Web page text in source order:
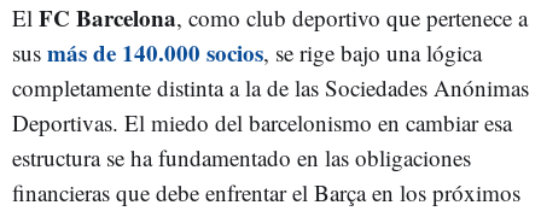
El FC Barcelona, como club deportivo que pertenece a
sus más de 140.000 socios, se rige bajo una lógica
completamente distinta a la de las Sociedades Anónimas
Deportivas. El miedo del barcelonismo en cambiar esa
estructura se ha fundamentado en las obligaciones
financieras que debe enfrentar el Barça en los próximos